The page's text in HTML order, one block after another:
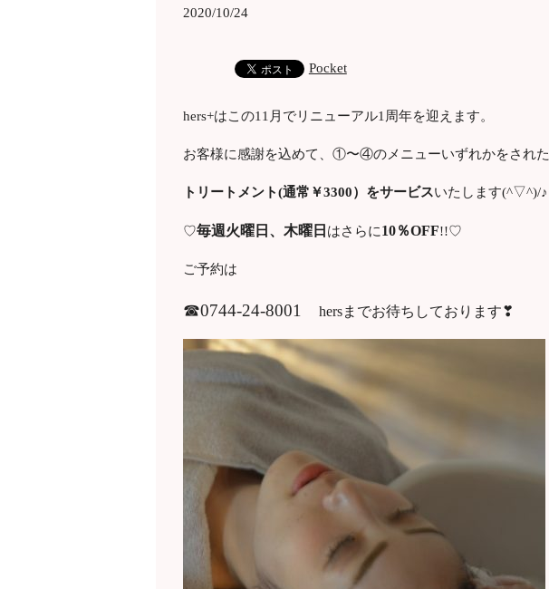
2020/10/24
Pocket
hers+はこの11月でリニューアル1周年を迎えます。
お客様に感謝を込めて、①〜④のメニューいずれかをされた
トリートメント(通常￥3300）をサービスいたします(^▽^)/♪
♡毎週火曜日、木曜日 はさらに10％OFF!!♡
ご予約は
☎0744-24-8001 hersまでお待ちしております❣